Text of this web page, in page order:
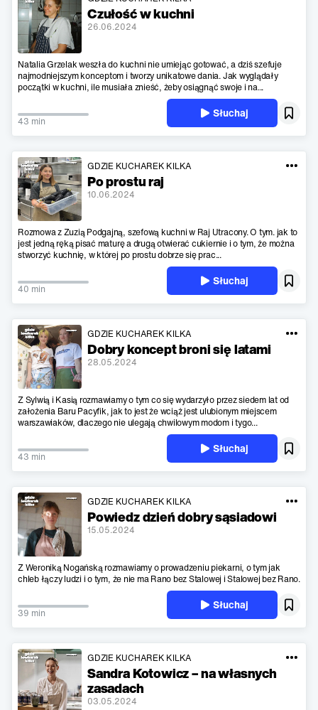
Czułość w kuchni
26.06.2024
Natalia Grzelak weszła do kuchni nie umiejąc gotować, a dziś szefuje
najmodniejszym konceptom i tworzy unikatowe dania. Jak wyglądały
początki w kuchni, ile musiała znieść, żeby osiągnąć swoje i na...
43 min
Słuchaj
GDZIE KUCHAREK KILKA
Po prostu raj
10.06.2024
Rozmowa z Zuzią Podgajną, szefową kuchni w Raj Utracony. O tym. jak to
jest jedną ręką pisać maturę a drugą otwierać cukiernie i o tym, że można
stworzyć kuchnię, w której po prostu dobrze się prac...
40 min
Słuchaj
GDZIE KUCHAREK KILKA
Dobry koncept broni się latami
28.05.2024
Z Sylwią i Kasią rozmawiamy o tym co się wydarzyło przez siedem lat od
założenia Baru Pacyfik, jak to jest że wciąż jest ulubionym miejscem
warszawiaków, dlaczego nie ulegają chwilowym modom i tygo...
43 min
Słuchaj
GDZIE KUCHAREK KILKA
Powiedz dzień dobry sąsiadowi
15.05.2024
Z Weroniką Nogańską rozmawiamy o prowadzeniu piekarni, o tym jak
chleb łączy ludzi i o tym, że nie ma Rano bez Stalowej i Stalowej bez Rano.
39 min
Słuchaj
GDZIE KUCHAREK KILKA
Sandra Kotowicz – na własnych
zasadach
03.05.2024